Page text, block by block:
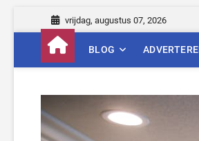
content
vrijdag, augustus 07, 2026
BLOG